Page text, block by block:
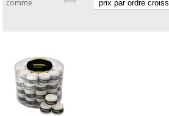
Outlet
équipement
traditionnelle
chinoise
Mobilier
clinique
Offres
équipement
médical
Médecine
comme